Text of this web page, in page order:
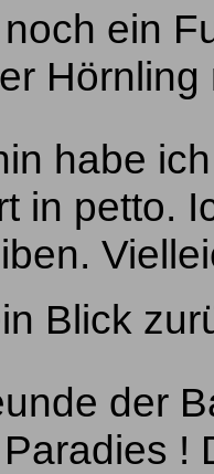
ein
habe
in petto.
Blick
der
!